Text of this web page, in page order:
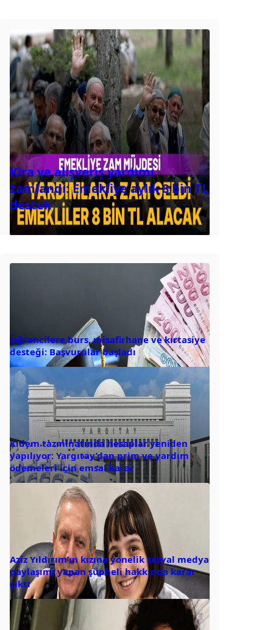
Kira ve alışveriş yardımı
zamlandı: Emekliye aylık 8 bin TL
destek
Öğrencilere burs, misafirhane ve kırtasiye
desteği: Başvurular başladı
Kıdem tazminatında hesaplar yeniden
yapılıyor: Yargıtay’dan prim ve yardım
ödemeleri için emsal karar
Aziz Yıldırım’ın kızına yönelik sosyal medya
paylaşımı yapan şüpheli hakkında karar
çıktı